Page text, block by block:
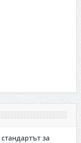
за